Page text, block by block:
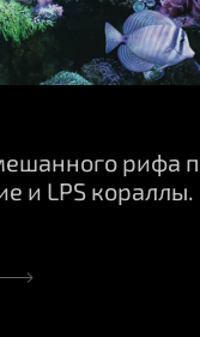
рифа
и LPS кораллы.